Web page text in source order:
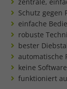
Schutz gegen
einfache
robuste
bester
automatische
keine
funktioniert